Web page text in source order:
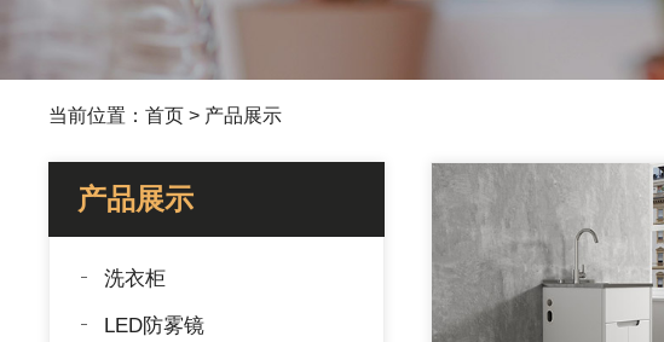
当前位置：首页 > 产品展示
产品展示
洗衣柜
LED防雾镜